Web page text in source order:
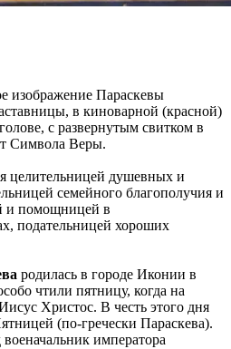
изображение Параскевы
в киноварной (красной)
с развернутым свитком в
Символа Веры.
целительницей душевных и
семейного благополучия и
и помощницей в
подательницей хороших
родилась в городе Иконии в
чтили пятницу, когда на
Христос. В честь этого дня
(по-гречески Параскева).
императора